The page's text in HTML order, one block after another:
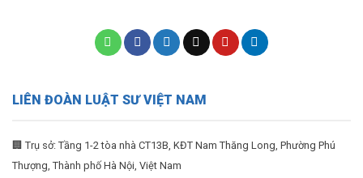
LIÊN ĐOÀN LUẬT SƯ VIỆT NAM
🏢 Trụ sở: Tầng 1-2 tòa nhà CT13B, KĐT Nam Thăng Long, Phường Phú
Thượng, Thành phố Hà Nội, Việt Nam